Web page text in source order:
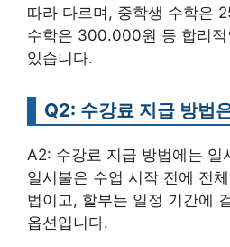
따라 다르며, 중학생 수학은
수학은 300.000원 등 합리적
있습니다.
Q2: 수강료 지급 방법
A2: 수강료 지급 방법에는 일
일시불은 수업 시작 전에 전
법이고, 할부는 일정 기간에
옵션입니다.